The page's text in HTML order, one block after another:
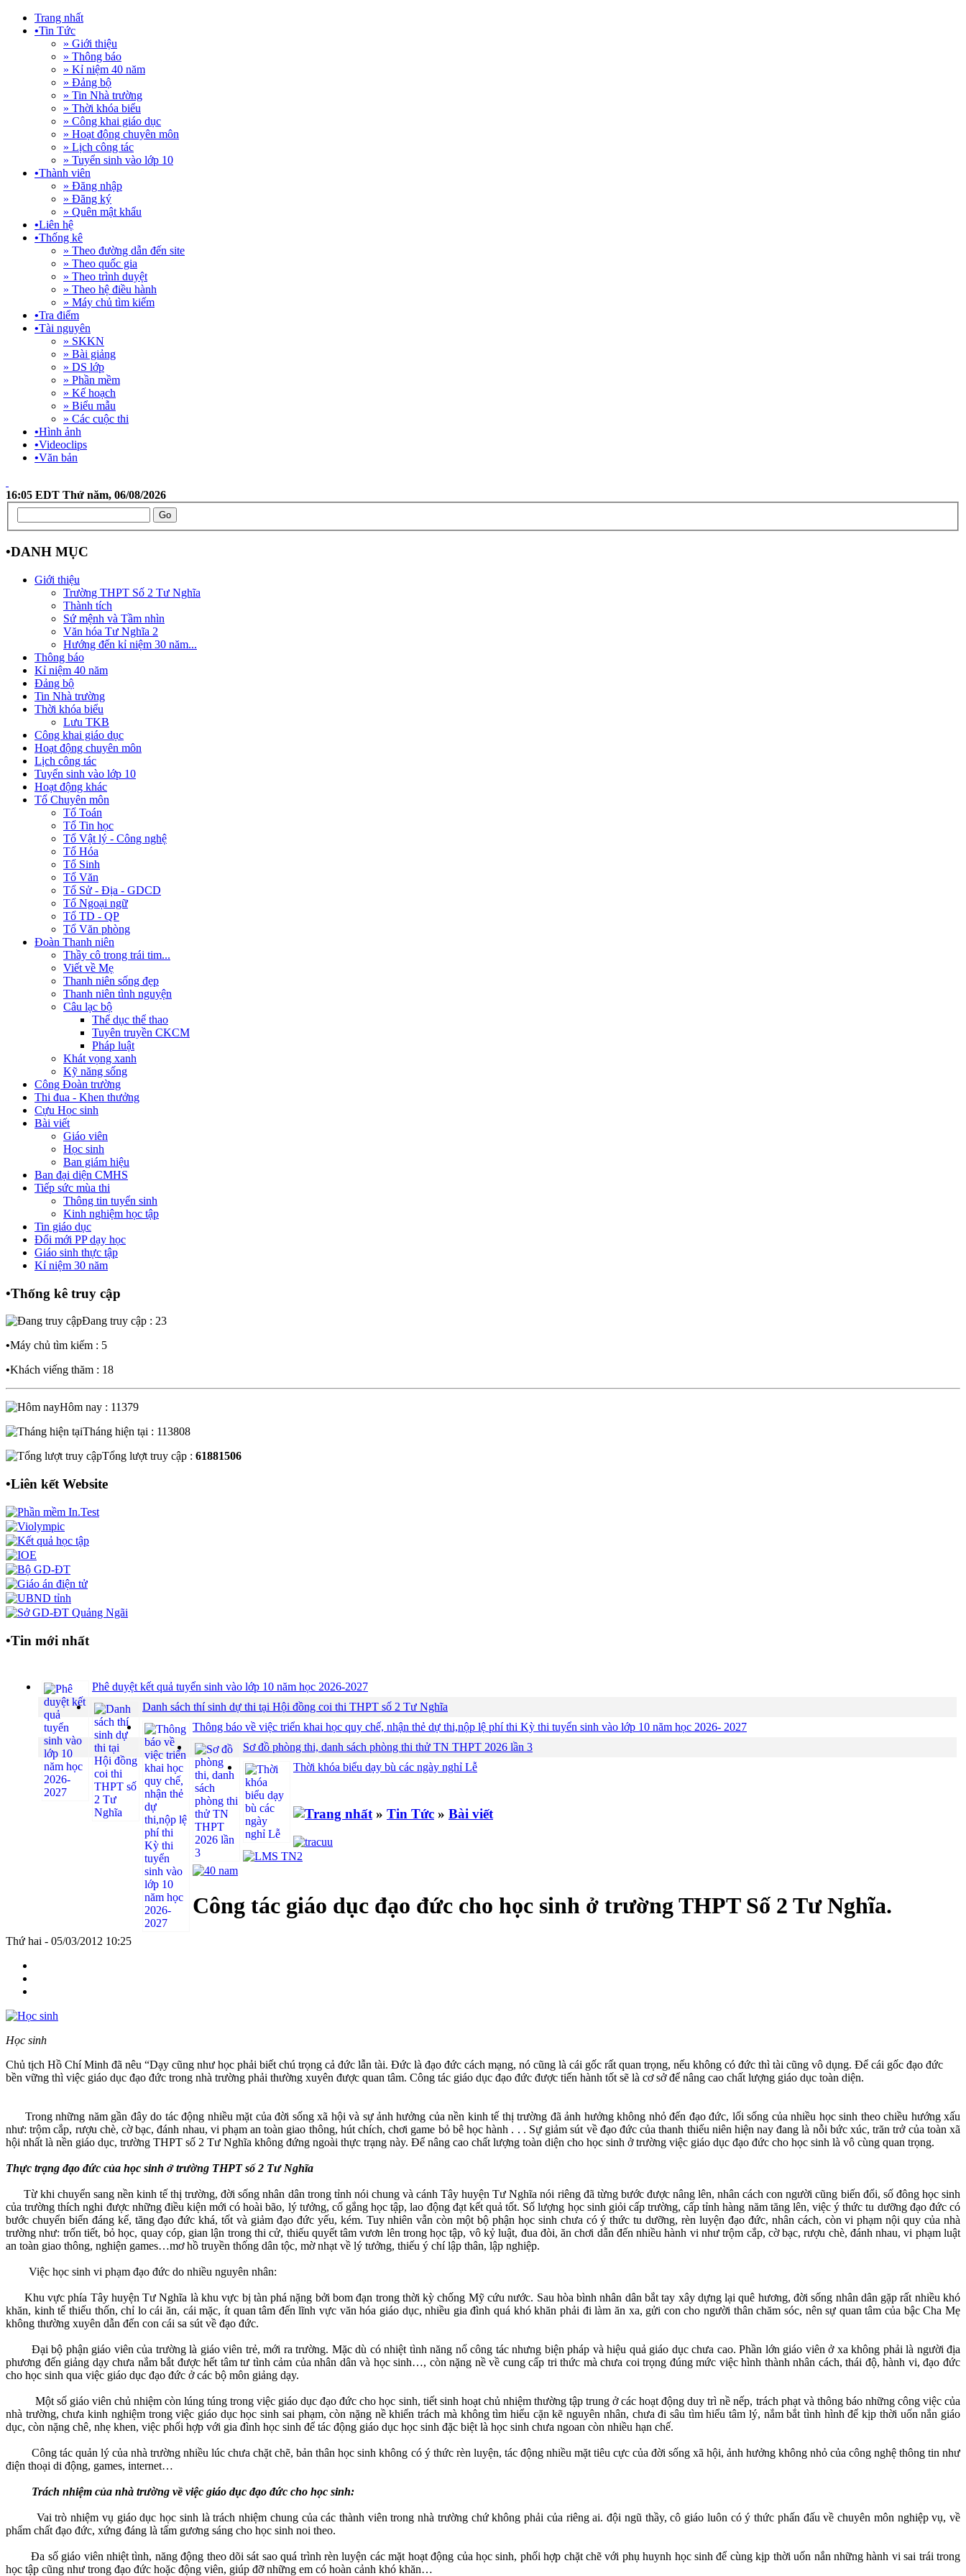
Trang nhất
•Tin Tức
» Giới thiệu
» Thông báo
» Kỉ niệm 40 năm
» Đảng bộ
» Tin Nhà trường
» Thời khóa biểu
» Công khai giáo dục
» Hoạt động chuyên môn
» Lịch công tác
» Tuyển sinh vào lớp 10
•Thành viên
» Đăng nhập
» Đăng ký
» Quên mật khẩu
•Liên hệ
•Thống kê
» Theo đường dẫn đến site
» Theo quốc gia
» Theo trình duyệt
» Theo hệ điều hành
» Máy chủ tìm kiếm
•Tra điểm
•Tài nguyên
» SKKN
» Bài giảng
» DS lớp
» Phần mềm
» Kế hoạch
» Biểu mẫu
» Các cuộc thi
•Hình ảnh
•Videoclips
•Văn bản
16:05 EDT Thứ năm, 06/08/2026
•DANH MỤC
Giới thiệu
Trường THPT Số 2 Tư Nghĩa
Thành tích
Sứ mệnh và Tầm nhìn
Văn hóa Tư Nghĩa 2
Hướng đến kỉ niệm 30 năm...
Thông báo
Kỉ niệm 40 năm
Đảng bộ
Tin Nhà trường
Thời khóa biểu
Lưu TKB
Công khai giáo dục
Hoạt động chuyên môn
Lịch công tác
Tuyển sinh vào lớp 10
Hoạt động khác
Tổ Chuyên môn
Tổ Toán
Tổ Tin học
Tổ Vật lý - Công nghệ
Tổ Hóa
Tổ Sinh
Tổ Văn
Tổ Sử - Địa - GDCD
Tổ Ngoại ngữ
Tổ TD - QP
Tổ Văn phòng
Đoàn Thanh niên
Thầy cô trong trái tim...
Viết về Mẹ
Thanh niên sống đẹp
Thanh niên tình nguyện
Câu lạc bộ
Thể dục thể thao
Tuyên truyền CKCM
Pháp luật
Khát vọng xanh
Kỹ năng sống
Công Đoàn trường
Thi đua - Khen thưởng
Cựu Học sinh
Bài viết
Giáo viên
Học sinh
Ban giám hiệu
Ban đại diện CMHS
Tiếp sức mùa thi
Thông tin tuyển sinh
Kinh nghiệm học tập
Tin giáo dục
Đổi mới PP dạy học
Giáo sinh thực tập
Kỉ niệm 30 năm
•Thống kê truy cập
Đang truy cập : 23
•Máy chủ tìm kiếm : 5
•Khách viếng thăm : 18
Hôm nay : 11379
Tháng hiện tại : 113808
Tổng lượt truy cập : 61881506
•Liên kết Website
•Tin mới nhất
Phê duyệt kết quả tuyển sinh vào lớp 10 năm học 2026-2027
Danh sách thí sinh dự thi tại Hội đồng coi thi THPT số 2 Tư Nghĩa
Thông báo về việc triển khai học quy chế, nhận thẻ dự thi,nộp lệ phí thi Kỳ thi tuyển sinh vào lớp 10 năm học 2026- 2027
Sơ đồ phòng thi, danh sách phòng thi thử TN THPT 2026 lần 3
Thời khóa biểu dạy bù các ngày nghỉ Lễ
» Tin Tức » Bài viết
Công tác giáo dục đạo đức cho học sinh ở trường THPT Số 2 Tư Nghĩa.
Thứ hai - 05/03/2012 10:25
Học sinh
Chủ tịch Hồ Chí Minh đã nêu “Dạy cũng như học phải biết chú trọng cả đức lẫn tài. Đức là đạo đức cách mạng, nó cũng là cái gốc rất quan trọng, nếu không có đức thì tài cũng vô dụng. Để cái gốc đạo đức
bền vững thì việc giáo dục đạo đức trong nhà trường phải thường xuyên được quan tâm. Công tác giáo dục đạo đức được tiến hành tốt sẽ là cơ sở để nâng cao chất lượng giáo dục toàn diện.
Trong những năm gần đây do tác động nhiều mặt của đời sống xã hội và sự ảnh hưởng của nền kinh tế thị trường đã ảnh hưởng không nhỏ đến đạo đức, lối sống của nhiều học sinh theo chiều hướng xấu
như: trộm cắp, rượu chè, cờ bạc, đánh nhau, vi phạm an toàn giao thông, hút chích, chơi game bỏ bê học hành . . . Sự giảm sút về đạo đức của thanh thiếu niên hiện nay đang là nỗi bức xúc, trăn trở của toàn xã
hội nhất là nền giáo dục, trường THPT số 2 Tư Nghĩa không đứng ngoài thực trạng này. Để nâng cao chất lượng toàn diện cho học sinh ở trường việc giáo dục đạo đức cho học sinh là vô cùng quan trọng.
Thực trạng đạo đức của học sinh ở trường THPT số 2 Tư Nghĩa
Từ khi chuyển sang nền kinh tế thị trường, đời sống nhân dân trong tỉnh nói chung và cánh Tây huyện Tư Nghĩa nói riêng đã từng bước được nâng lên, nhân cách con người cũng biến đổi, số đông học sinh
của trường thích nghi được những điều kiện mới có hoài bão, lý tưởng, cố gắng học tập, lao động đạt kết quả tốt. Số lượng học sinh giỏi cấp trường, cấp tỉnh hàng năm tăng lên, việc ý thức tu dưỡng đạo đức có
bước chuyển biến đáng kể, tăng đạo đức khá, tốt và giảm đạo đức yếu, kém. Tuy nhiên vẫn còn một bộ phận học sinh chưa có ý thức tu dưỡng, rèn luyện đạo đức, nhân cách, còn vi phạm nội quy của nhà
trường như: trốn tiết, bỏ học, quay cóp, gian lận trong thi cử, thiếu quyết tâm vươn lên trong học tập, vô kỷ luật, đua đòi, ăn chơi dẫn đến nhiều hành vi như trộm cắp, cờ bạc, rượu chè, đánh nhau, vi phạm luật
an toàn giao thông, nghiện games…mơ hồ truyền thống dân tộc, mờ nhạt về lý tưởng, thiếu ý chí lập thân, lập nghiệp.
Việc học sinh vi phạm đạo đức do nhiều nguyên nhân:
Khu vực phía Tây huyện Tư Nghĩa là khu vực bị tàn phá nặng bởi bom đạn trong thời kỳ chống Mỹ cứu nước. Sau hòa bình nhân dân bắt tay xây dựng lại quê hương, đời sống nhân dân gặp rất nhiều khó
khăn, kinh tế thiếu thốn, chỉ lo cái ăn, cái mặc, ít quan tâm đến lĩnh vực văn hóa giáo dục, nhiều gia đình quá khó khăn phải đi làm ăn xa, gửi con cho người thân chăm sóc, nên sự quan tâm của bậc Cha Mẹ
không thường xuyên dẫn đến con cái sa sút về đạo đức.
Đại bộ phận giáo viên của trường là giáo viên trẻ, mới ra trường. Mặc dù có nhiệt tình năng nổ công tác nhưng biện pháp và hiệu quả giáo dục chưa cao. Phần lớn giáo viên ở xa không phải là người địa
phương đến giảng dạy chưa nắm bắt được hết tâm tư tình cảm của nhân dân và học sinh…, còn nặng nề về cung cấp tri thức mà chưa coi trọng đúng mức việc hình thành nhân cách, thái độ, hành vi, đạo đức
cho học sinh qua việc giáo dục đạo đức ở các bộ môn giảng dạy.
Một số giáo viên chủ nhiệm còn lúng túng trong việc giáo dục đạo đức cho học sinh, tiết sinh hoạt chủ nhiệm thường tập trung ở các hoạt động duy trì nề nếp, trách phạt và thông báo những công việc của
nhà trường, chưa kinh nghiệm trong việc giáo dục học sinh sai phạm, còn nặng nề khiển trách mà không tìm hiểu cặn kẽ nguyên nhân, chưa đi sâu tìm hiểu tâm lý, nắm bắt tình hình để kịp thời uốn nắn giáo
dục, còn nặng chê, nhẹ khen, việc phối hợp với gia đình học sinh để tác động giáo dục học sinh đặc biệt là học sinh chưa ngoan còn nhiều hạn chế.
Công tác quản lý của nhà trường nhiều lúc chưa chặt chẽ, bản thân học sinh không có ý thức rèn luyện, tác động nhiều mặt tiêu cực của đời sống xã hội, ảnh hưởng không nhỏ của công nghệ thông tin như
điện thoại di động, games, internet…
Trách nhiệm của nhà trường về việc giáo dục đạo đức cho học sinh:
Vai trò nhiệm vụ giáo dục học sinh là trách nhiệm chung của các thành viên trong nhà trường chứ không phải của riêng ai. đội ngũ thầy, cô giáo luôn có ý thức phấn đấu về chuyên môn nghiệp vụ, về
phẩm chất đạo đức, xứng đáng là tấm gương sáng cho học sinh noi theo.
Đa số giáo viên nhiệt tình, năng động theo dõi sát sao quá trình rèn luyện các mặt hoạt động của học sinh, phối hợp chặt chẽ với phụ huynh học sinh để cùng kịp thời uốn nắn những hành vi sai trái trong
học tập cũng như trong đạo đức hoặc động viên, giúp đỡ những em có hoàn cảnh khó khăn…